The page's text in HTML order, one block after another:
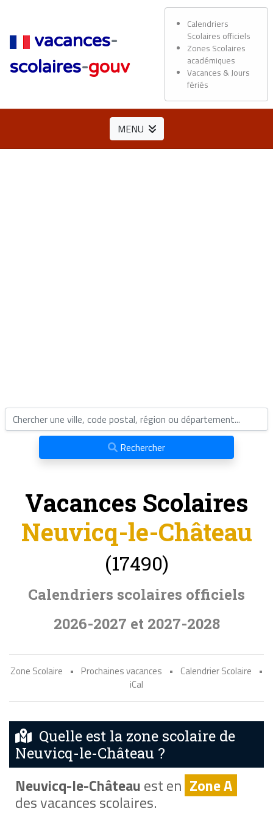
vacances-
scolaires-gouv
Calendriers
Scolaires officiels
Zones Scolaires
académiques
Vacances & Jours
fériés
MENU
Rechercher
Vacances Scolaires
Neuvicq-le-Château
(17490)
Calendriers scolaires officiels
2026-2027 et 2027-2028
Zone Scolaire • Prochaines vacances • Calendrier Scolaire
•
iCal
Quelle est la zone scolaire de
Neuvicq-le-Château ?
Neuvicq-le-Châteauest en Zone A
des vacances scolaires.